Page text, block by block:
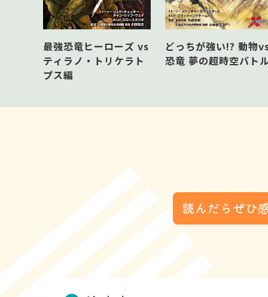
最強恐竜ヒーローズ vs
ティラノ・トリケラト
プス編
どっちが強い!? 動物
恐竜 夢の超時空バト
読んだらぜひ